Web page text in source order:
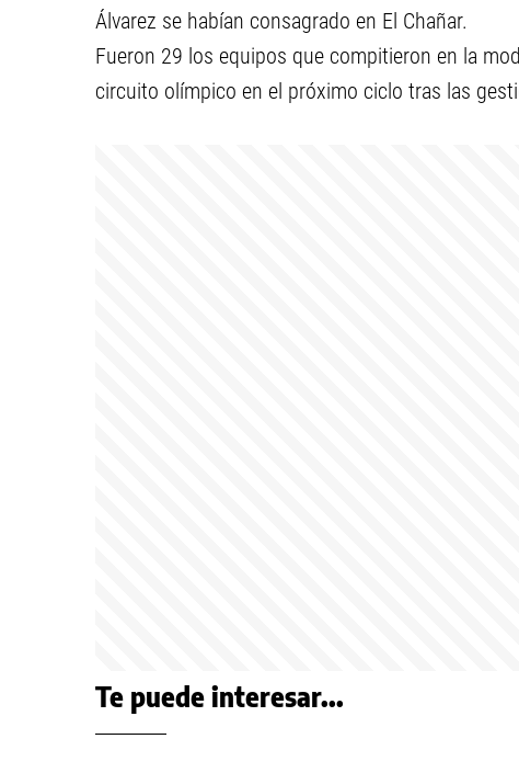
Álvarez se habían consagrado en El Chañar.
Fueron 29 los equipos que compitieron en la
circuito olímpico en el próximo ciclo tras las
Te puede interesar...